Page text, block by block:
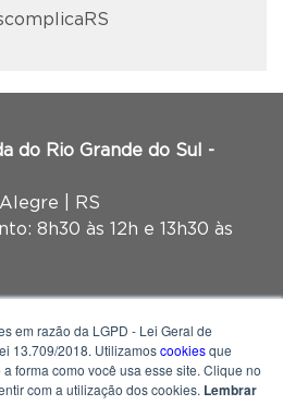
do Rio Grande do Sul -
Alegre | RS
8h30 às 12h e 13h30 às
em razão da LGPD - Lei Geral de
13.709/2018. Utilizamoscookiesque
forma como você usa esse site. Clique no
com a utilização dos cookies. Lembrar